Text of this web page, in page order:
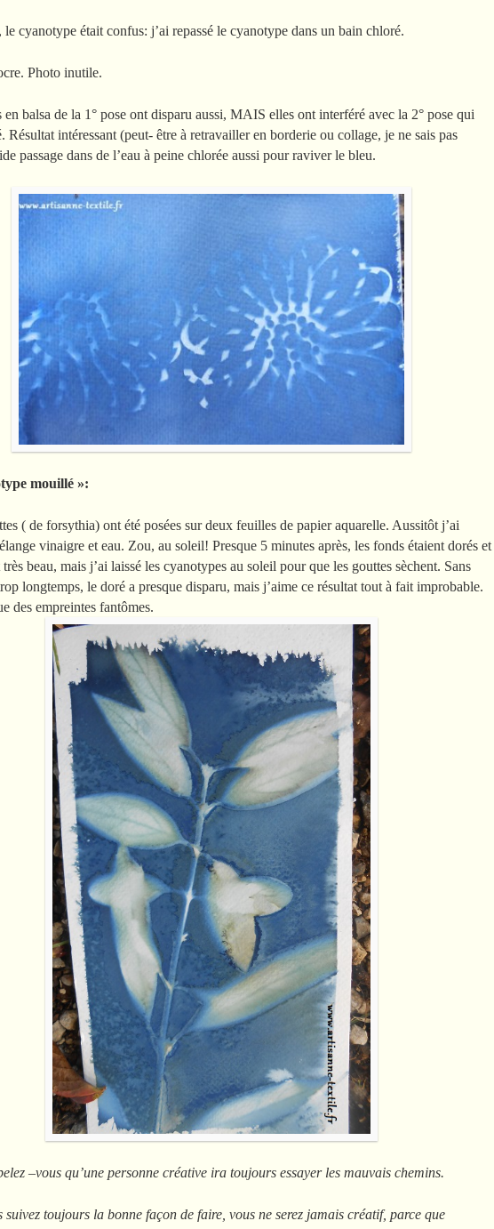
le cyanotype était confus: j’ai repassé le cyanotype dans un bain chloré.
Photo inutile.
balsa de la 1° pose ont disparu aussi, MAIS elles ont interféré avec la 2° pose qui
Résultat intéressant (peut- être à retravailler en borderie ou collage, je ne sais pas
passage dans de l’eau à peine chlorée aussi pour raviver le bleu.
mouillé »:
( de forsythia) ont été posées sur deux feuilles de papier aquarelle. Aussitôt j’ai
vinaigre et eau. Zou, au soleil! Presque 5 minutes après, les fonds étaient dorés et
très beau, mais j’ai laissé les cyanotypes au soleil pour que les gouttes sèchent. Sans
longtemps, le doré a presque disparu, mais j’aime ce résultat tout à fait improbable.
des empreintes fantômes.
–vous qu’une personne créative ira toujours essayer les mauvais chemins.
suivez toujours la bonne façon de faire, vous ne serez jamais créatif, parce que